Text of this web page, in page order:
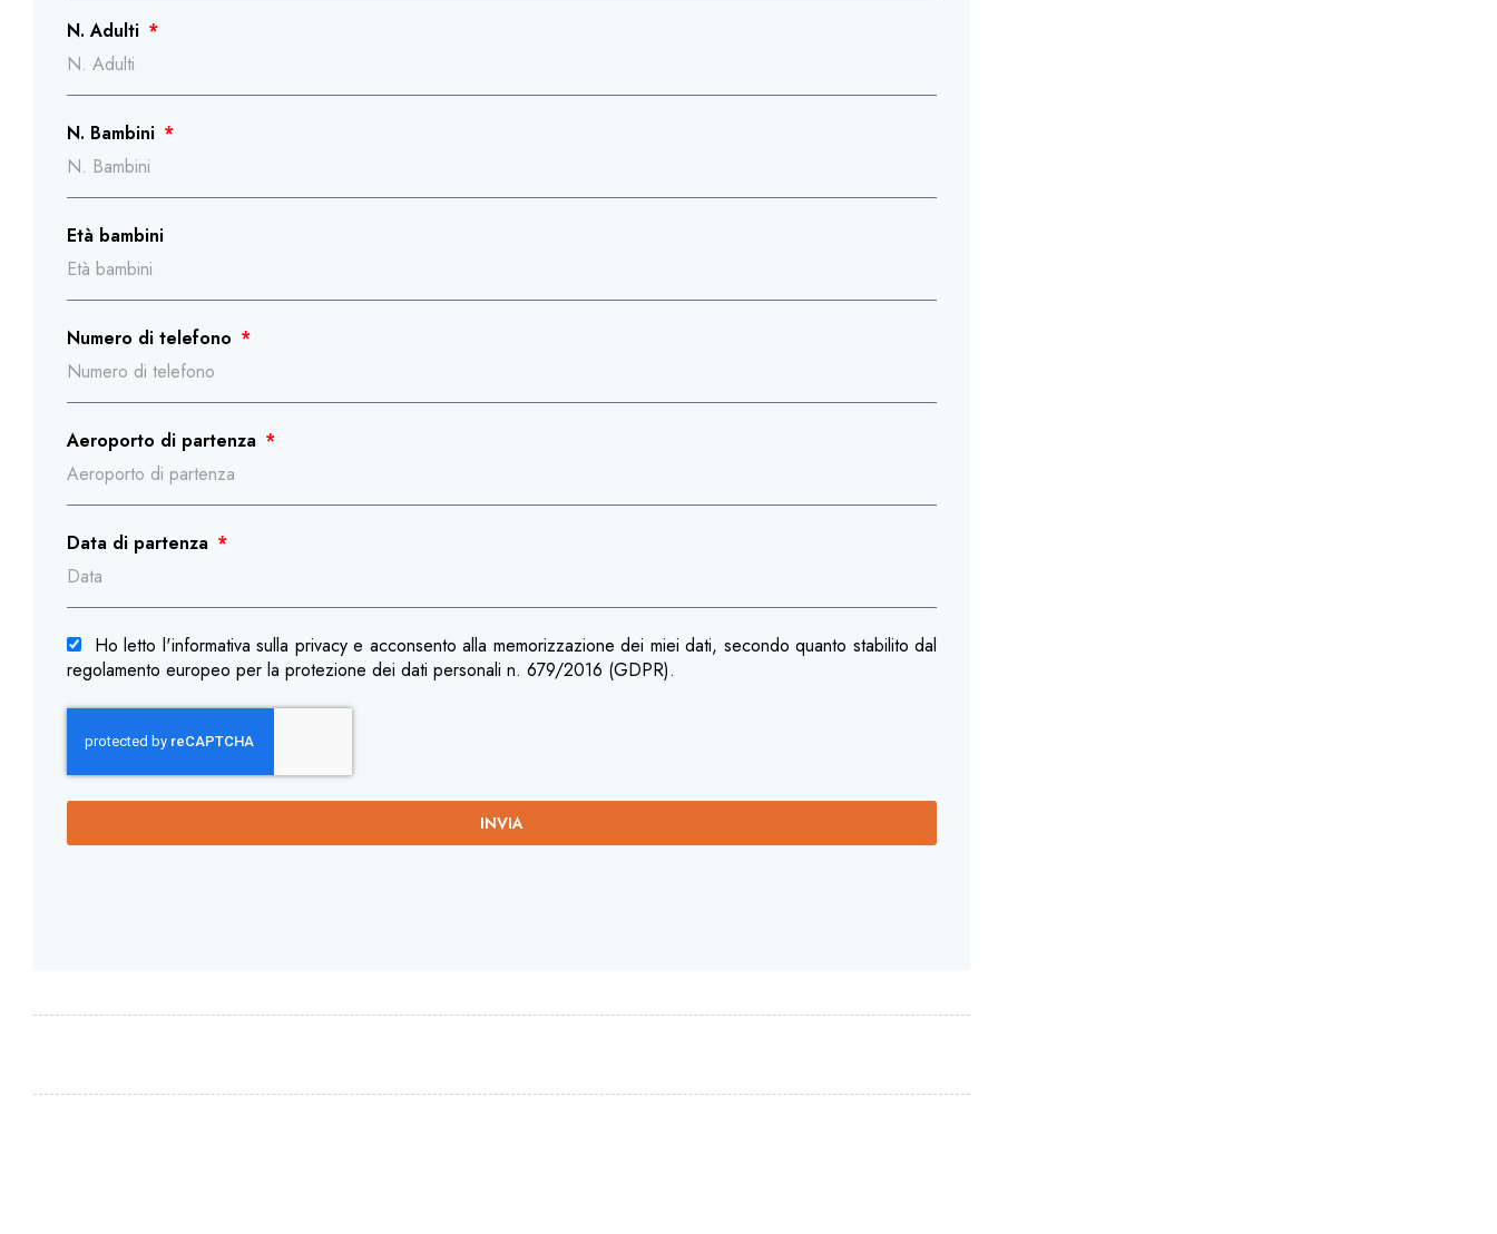
N. Adulti
N. Bambini
Età bambini
Numero di telefono
Aeroporto di partenza
Data di partenza
Ho letto l'informativa sulla privacy e acconsento alla memorizzazione dei miei dati, secondo quanto stabilito dal
regolamento europeo per la protezione dei dati personali n. 679/2016 (GDPR).
INVIA